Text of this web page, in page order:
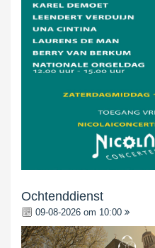
Ochtenddienst
09-08-2026 om 10:00